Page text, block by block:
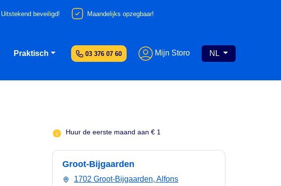
Uitstekend beveiligd! Maandelijks opzegbaar!
03 376 07 60 Mijn Storo NL
Praktisch
Huur de eerste maand aan € 1
Groot-Bijgaarden
1702 Groot-Bijgaarden, Alfons